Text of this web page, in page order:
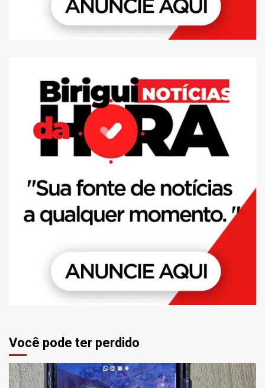
Você pode ter perdido